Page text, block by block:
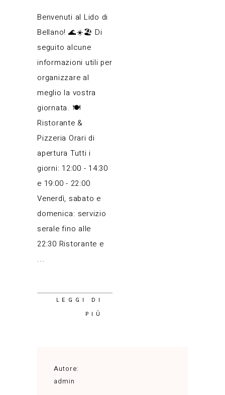
Benvenuti al Lido di
Bellano! 🌊☀️🏖️ Di
seguito alcune
informazioni utili per
organizzare al
meglio la vostra
giornata. 🍽️
Ristorante &
Pizzeria Orari di
apertura Tutti i
giorni: 12:00 - 14:30
e 19:00 - 22:00
Venerdì, sabato e
domenica: servizio
serale fino alle
22:30 Ristorante e
LEGGI DI
PIÙ
Autore:
admin